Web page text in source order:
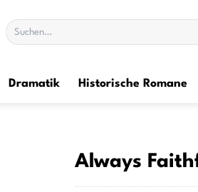
Suchen
nach:
Dramatik Historische Romane
Always